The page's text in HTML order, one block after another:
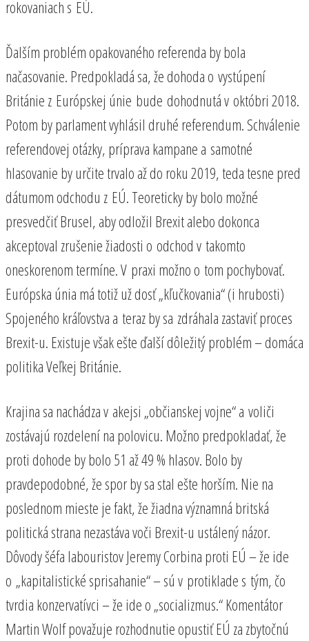
rokovaniach s EÚ.
Ďalším problém opakovaného referenda by bola
načasovanie. Predpokladá sa, že dohoda o vystúpení
Británie z Európskej únie bude dohodnutá v októbri 2018.
Potom by parlament vyhlásil druhé referendum. Schválenie
referendovej otázky, príprava kampane a samotné
hlasovanie by určite trvalo až do roku 2019, teda tesne pred
dátumom odchodu z EÚ. Teoreticky by bolo možné
presvedčiť Brusel, aby odložil Brexit alebo dokonca
akceptoval zrušenie žiadosti o odchod v takomto
oneskorenom termíne. V praxi možno o tom pochybovať.
Európska únia má totiž už dosť „kľučkovania“ (i hrubosti)
Spojeného kráľovstva a teraz by sa zdráhala zastaviť proces
Brexit-u. Existuje však ešte ďalší dôležitý problém – domáca
politika Veľkej Británie.
Krajina sa nachádza v akejsi „občianskej vojne“ a voliči
zostávajú rozdelení na polovicu. Možno predpokladať, že
proti dohode by bolo 51 až 49 % hlasov. Bolo by
pravdepodobné, že spor by sa stal ešte horším. Nie na
poslednom mieste je fakt, že žiadna významná britská
politická strana nezastáva voči Brexit-u ustálený názor.
Dôvody šéfa labouristov Jeremy Corbina proti EÚ – že ide
o „kapitalistické sprisahanie“ – sú v protiklade s tým, čo
tvrdia konzervatívci – že ide o „socializmus.“ Komentátor
Martin Wolf považuje rozhodnutie opustiť EÚ za zbytočnú